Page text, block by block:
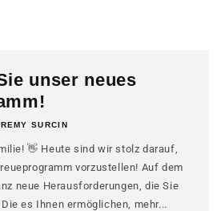
unser neues
SURCIN
👋 Heute sind wir stolz darauf,
vorzustellen! Auf dem
neue Herausforderungen, die Sie
es Ihnen ermöglichen, mehr...